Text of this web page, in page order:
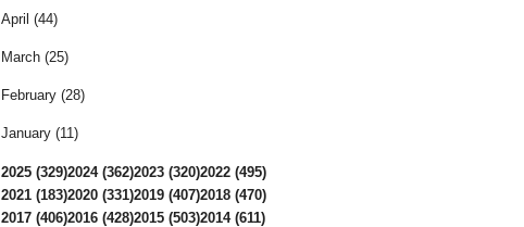
April (44)
March (25)
February (28)
January (11)
2025 (329)2024 (362)2023 (320)2022 (495)
2021 (183)2020 (331)2019 (407)2018 (470)
2017 (406)2016 (428)2015 (503)2014 (611)